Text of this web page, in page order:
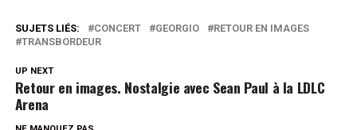
SUJETS LIÉS: CONCERT GEORGIO
RETOUR EN IMAGES
TRANSBORDEUR
UP NEXT
Retour en images. Nostalgie avec Sean Paul à la LDLC
Arena